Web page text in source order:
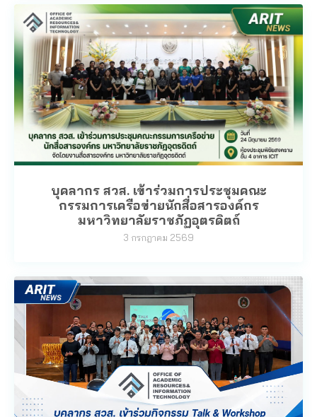
บุคลากร สวส. เข้าร่วมการประชุมคณะ
กรรมการเครือข่ายนักสื่อสารองค์กร
มหาวิทยาลัยราชภัฏอุตรดิตถ์
3 กรกฎาคม 2569